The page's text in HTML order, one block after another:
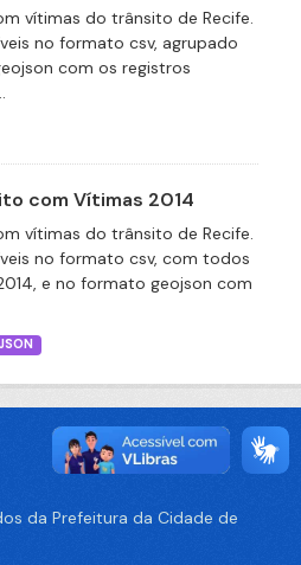
vítimas do trânsito de Recife.
no formato csv, agrupado
com os registros
com Vítimas 2014
vítimas do trânsito de Recife.
no formato csv, com todos
e no formato geojson com
da Prefeitura da Cidade de